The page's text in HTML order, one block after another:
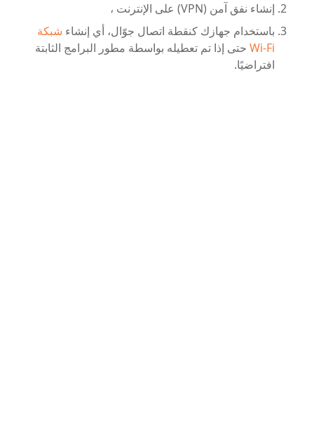
إنشاء نفق آمن (VPN) على الإنترنت ،
باستخدام جهازك كنقطة اتصال جوّال، أي إنشاء شبكة
Wi-Fi حتى إذا تم تعطيله بواسطة مطور البرامج الثابتة
افتراضيًا.